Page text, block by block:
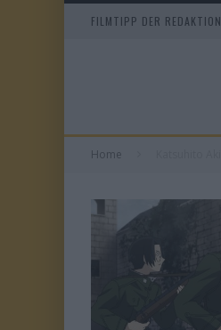
FILMTIPP DER REDAKTION
Home